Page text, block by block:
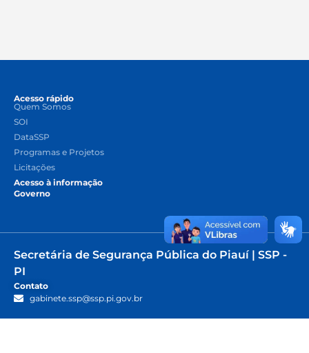
Acesso rápido
Quem Somos
SOI
DataSSP
Programas e Projetos
Licitações
Acesso à informação
Governo
Secretária de Segurança Pública do Piauí | SSP -
PI
Contato
gabinete.ssp@ssp.pi.gov.br